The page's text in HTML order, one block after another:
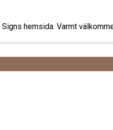
hemsida. Varmt